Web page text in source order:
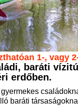
1-, vagy
baráti
erdőben.
baráti